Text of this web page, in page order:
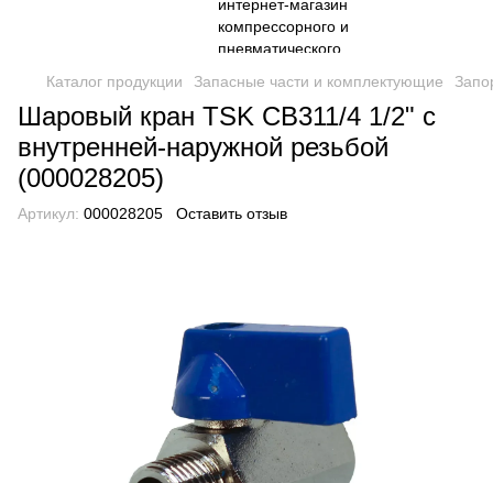
Каталог продукции Запасные части и комплектующие
Шаровый кран TSK CB311/4 1/2" с
внутренней-наружной резьбой
(000028205)
Артикул: 000028205 Оставить отзыв